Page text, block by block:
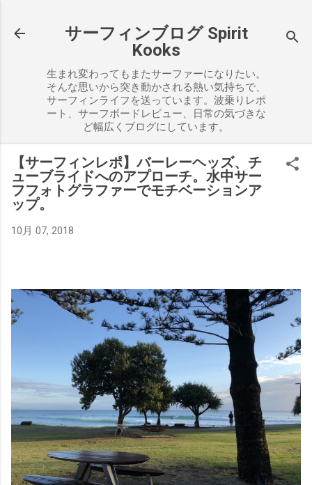
サーフィンブログ Spirit
Kooks
生まれ変わってもまたサーファーになりたい。
そんな思いから突き動かされる熱い気持ちで、
サーフィンライフを送っています。波乗りレポ
ート、サーフボードレビュー、日常の気づきな
ど幅広くブログにしています。
【サーフィンレポ】バーレーヘッズ、チ
ューブライドへのアプローチ。水中サー
フフォトグラファーでモチベーションア
ップ。
10月 07, 2018